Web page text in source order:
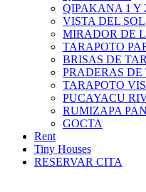
QIPAKANA 1 Y
VISTA DEL SOL
MIRADOR DE
TARAPOTO
BRISAS DE
PRADERAS DE
TARAPOTO
PUCAYACU
RUMIZAPA
GOCTA
Rent
Tiny Houses
RESERVAR CITA